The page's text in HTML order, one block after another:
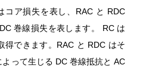
コア損失を表し、RAC と RDC
巻線損失を表します。 RC は
得できます。RAC と RDC はそ
って生じる DC 巻線抵抗と AC